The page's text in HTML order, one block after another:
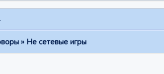
.
» Не сетевые игры